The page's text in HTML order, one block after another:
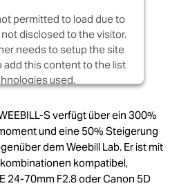
permitted to load due to
disclosed to the visitor.
needs to setup the site
add this content to the list
used.
Platform
S verfügt über ein 300%
und eine 50% Steigerung
dem Weebill Lab. Er ist mit
kompatibel,
24-70mm F2.8 oder Canon 5D